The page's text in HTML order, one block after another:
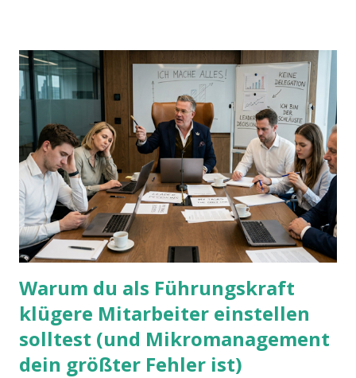
Warum du als Führungskraft
klügere Mitarbeiter einstellen
solltest (und Mikromanagement
dein größter Fehler ist)